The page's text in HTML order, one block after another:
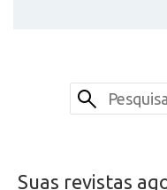
Suas revistas